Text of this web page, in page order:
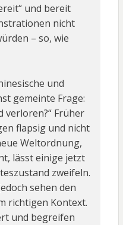
und bereit
nicht
– so, wie
und
gemeinte Frage:
verloren?“ Früher
flapsig und nicht
Weltordnung,
lässt einige jetzt
zweifeln.
sehen den
richtigen Kontext.
und begreifen